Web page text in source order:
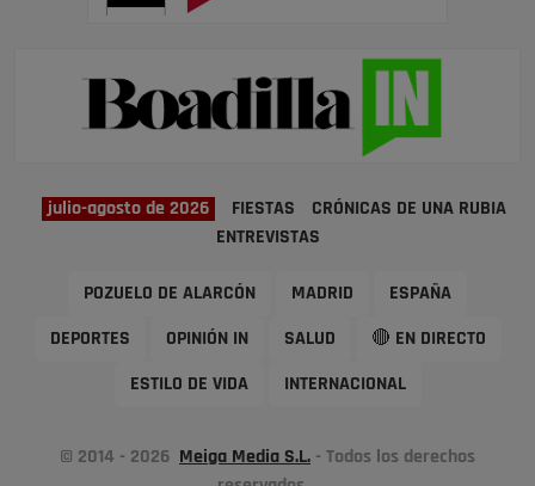
julio-agosto de 2026 FIESTAS
CRÓNICAS DE UNA RUBIA
ENTREVISTAS
POZUELO DE ALARCÓN MADRID ESPAÑA
DEPORTES OPINIÓN IN SALUD 🔴 EN DIRECTO
ESTILO DE VIDA INTERNACIONAL
© 2014 - 2026 Meiga Media S.L. - Todos los derechos